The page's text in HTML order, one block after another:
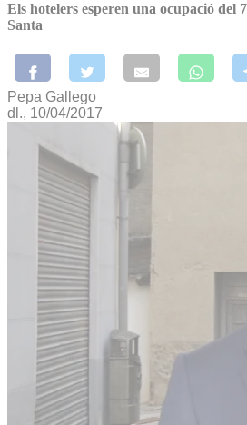
Els hotelers esperen una ocupació del
Santa
Pepa Gallego
dl., 10/04/2017